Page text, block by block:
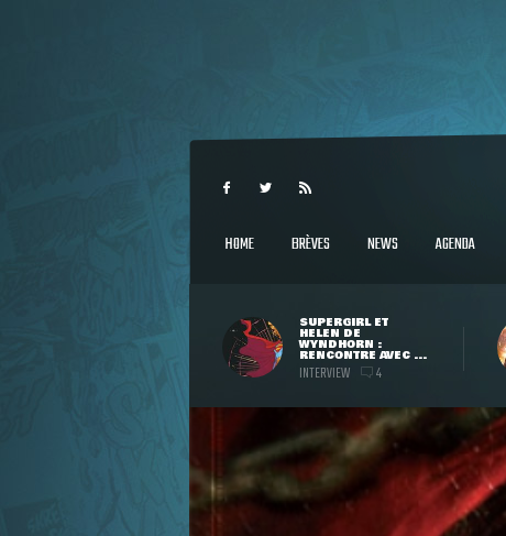
HOME BRÈVES NEWS AGENDA
SUPERGIRL ET
HELEN DE
WYNDHORN :
RENCONTRE AVEC ...
INTERVIEW 4